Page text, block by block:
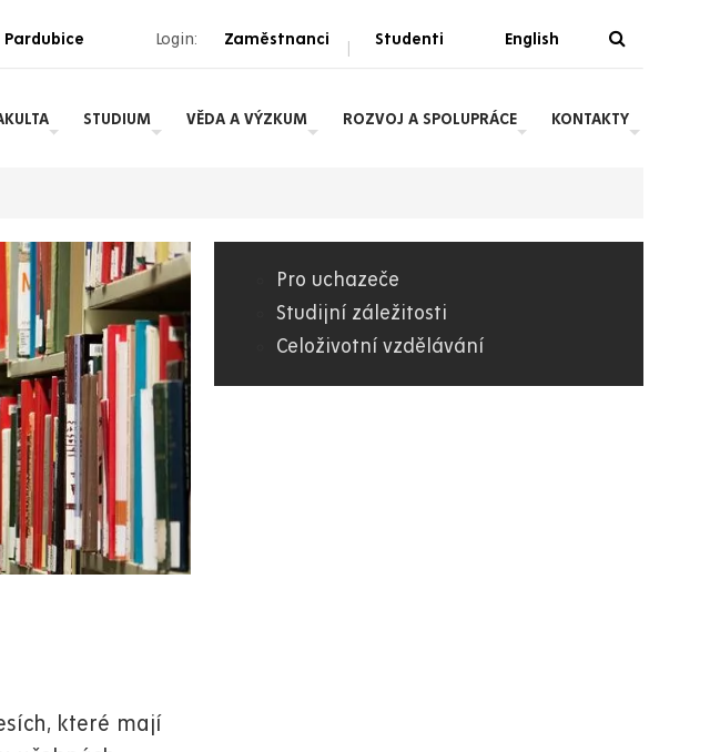
Login: Zaměstnanci | Studenti English
STUDIUM VĚDA A VÝZKUM ROZVOJ A SPOLUPRÁCE KONTAKTY
které mají
08.
Pro uchazeče
Studijní záležitosti
Celoživotní vzdělávání